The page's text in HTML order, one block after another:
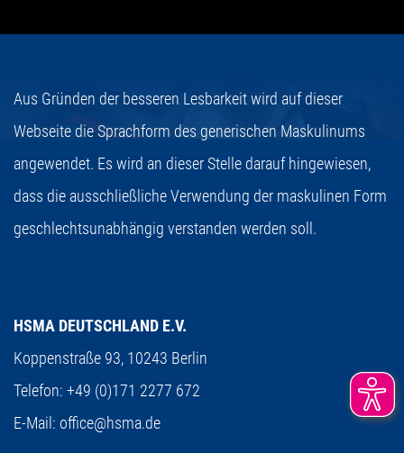
Aus Gründen der besseren Lesbarkeit wird auf dieser
Webseite die Sprachform des generischen Maskulinums
angewendet. Es wird an dieser Stelle darauf hingewiesen,
dass die ausschließliche Verwendung der maskulinen Form
geschlechtsunabhängig verstanden werden soll.
HSMA DEUTSCHLAND E.V.
Koppenstraße 93, 10243 Berlin
Telefon: +49 (0)171 2277 672
E-Mail: office@hsma.de